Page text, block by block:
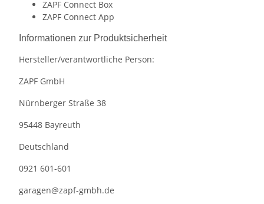
ZAPF Connect Box
ZAPF Connect App
Informationen zur Produktsicherheit
Hersteller/verantwortliche Person:
ZAPF GmbH
Nürnberger Straße 38
95448 Bayreuth
Deutschland
0921 601-601
garagen@zapf-gmbh.de